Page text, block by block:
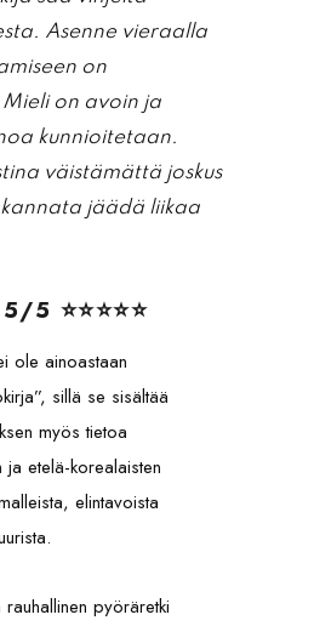
Asenne vieraalla
on
on avoin ja
kunnioitetaan.
väistämättä joskus
jäädä liikaa
⭐⭐⭐⭐⭐
ole ainoastaan
sillä se sisältää
myös tietoa
ja etelä-korealaisten
elintavoista
rauhallinen pyöräretki